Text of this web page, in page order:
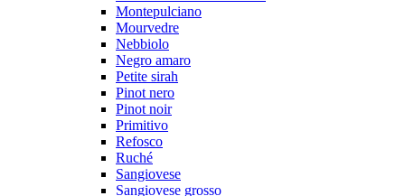
Montepulciano
Mourvedre
Nebbiolo
Negro amaro
Petite sirah
Pinot nero
Pinot noir
Primitivo
Refosco
Ruché
Sangiovese
Sangiovese grosso